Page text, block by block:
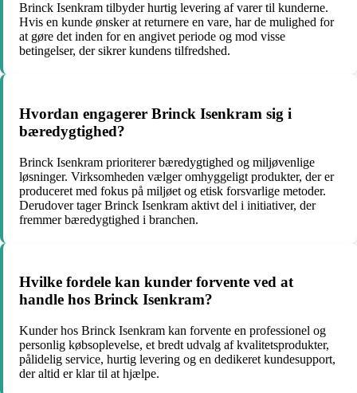
Brinck Isenkram tilbyder hurtig levering af varer til kunderne.
Hvis en kunde ønsker at returnere en vare, har de mulighed for
at gøre det inden for en angivet periode og mod visse
betingelser, der sikrer kundens tilfredshed.
Hvordan engagerer Brinck Isenkram sig i
bæredygtighed?
Brinck Isenkram prioriterer bæredygtighed og miljøvenlige
løsninger. Virksomheden vælger omhyggeligt produkter, der er
produceret med fokus på miljøet og etisk forsvarlige metoder.
Derudover tager Brinck Isenkram aktivt del i initiativer, der
fremmer bæredygtighed i branchen.
Hvilke fordele kan kunder forvente ved at
handle hos Brinck Isenkram?
Kunder hos Brinck Isenkram kan forvente en professionel og
personlig købsoplevelse, et bredt udvalg af kvalitetsprodukter,
pålidelig service, hurtig levering og en dedikeret kundesupport,
der altid er klar til at hjælpe.